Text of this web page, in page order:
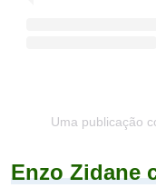
Uma publicação
Enzo Zidane